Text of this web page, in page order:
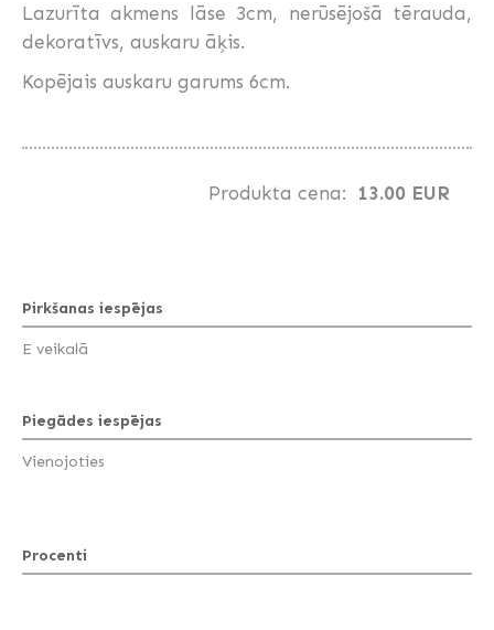
Lazurīta akmens lāse 3cm, nerūsējošā tērauda,
dekoratīvs, auskaru āķis.
Kopējais auskaru garums 6cm.
Produkta cena: 13.00 EUR
Pirkšanas iespējas
E veikalā
Piegādes iespējas
Vienojoties
Procenti